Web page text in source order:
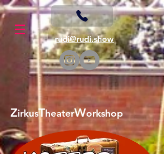
rudi@rudi.show
ZirkusTheaterWorkshop